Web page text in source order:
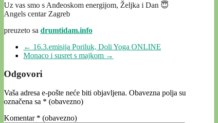
Uz vas smo s Anđeoskom energijom, Željka i Dan 😇
Angels centar Zagreb
preuzeto sa drumtidam.info
← 16.3.emisija Poriluk, Doli Yoga ONLINE
Monaco i susret s majkom →
Odgovori
Vaša adresa e-pošte neće biti objavljena. Obavezna polja su
označena sa * (obavezno)
Komentar * (obavezno)